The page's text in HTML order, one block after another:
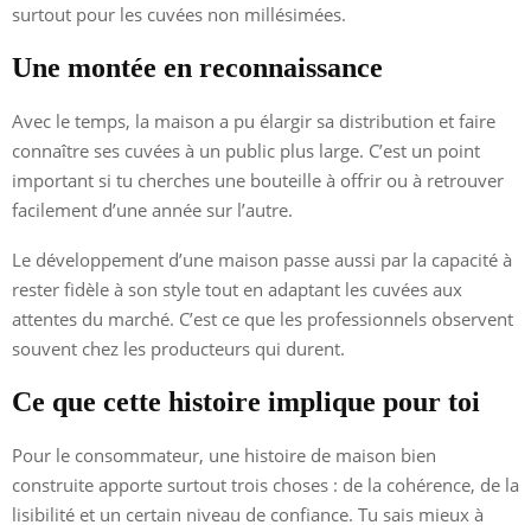
surtout pour les cuvées non millésimées.
Une montée en reconnaissance
Avec le temps, la maison a pu élargir sa distribution et faire
connaître ses cuvées à un public plus large. C’est un point
important si tu cherches une bouteille à offrir ou à retrouver
facilement d’une année sur l’autre.
Le développement d’une maison passe aussi par la capacité à
rester fidèle à son style tout en adaptant les cuvées aux
attentes du marché. C’est ce que les professionnels observent
souvent chez les producteurs qui durent.
Ce que cette histoire implique pour toi
Pour le consommateur, une histoire de maison bien
construite apporte surtout trois choses : de la cohérence, de la
lisibilité et un certain niveau de confiance. Tu sais mieux à